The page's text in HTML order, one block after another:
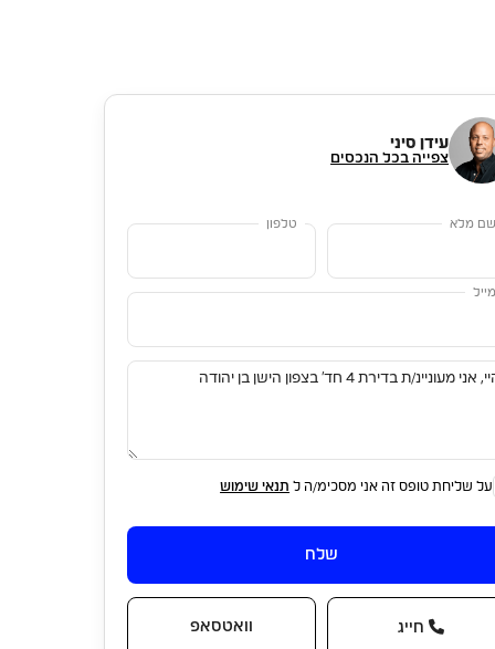
עידן סיני
צפייה בכל הנכסים
מלא טלפון
על שליחת טופס זה אני מסכימ/ה ל תנאי שימוש
שלח
חייג וואטסאפ